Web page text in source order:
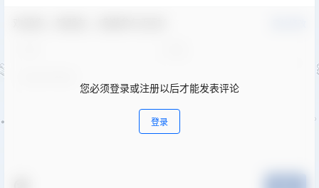
您必须登录或注册以后才能发表评论
登录